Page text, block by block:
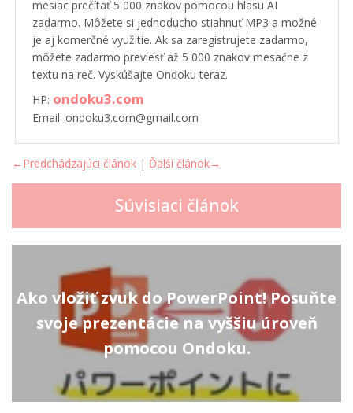
mesiac prečítať 5 000 znakov pomocou hlasu AI
zadarmo. Môžete si jednoducho stiahnuť MP3 a možné
je aj komerčné využitie. Ak sa zaregistrujete zadarmo,
môžete zadarmo previesť až 5 000 znakov mesačne z
textu na reč. Vyskúšajte Ondoku teraz.
HP: ondoku3.com
Email: ondoku3.com@gmail.com
←Predchádzajúci článok | Ďalší článok→
Súvisiaci článok
Ako vložiť zvuk do PowerPoint! Posuňte
svoje prezentácie na vyššiu úroveň
pomocou Ondoku.